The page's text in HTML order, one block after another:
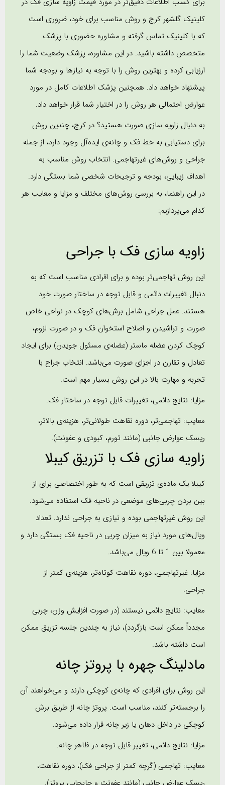
کلینیک گلشهر کرج و روش مناسب برای خود، ضروری است
که با کلینیک تماس گرفته و مشاوره حضوری با پزشک
متخصص داشته باشید. در این مشاوره، پزشک وضعیت شما را
ارزیابی کرده و بهترین روش را با توجه به نیازها و بودجه شما
پیشنهاد خواهد داد. همچنین پزشک اطلاعات کامل در مورد
عوارض احتمالی هر روش را در اختیار شما قرار خواهد داد.
به دنبال زاویه سازی صورت هستید؟ در کرج، چندین روش
برای دستیابی به خط فک و چانه‌ی ایده‌آل وجود دارد، از جمله
جراحی و روش‌های غیرتهاجمی. انتخاب روش مناسب به
اهداف زیبایی، بودجه و ترجیحات شخصی شما بستگی دارد.
در این راهنما، به بررسی روش‌های مختلف و مزایا و معایب هر
کدام می‌پردازیم:
زاویه سازی فک با جراحی
این روش تهاجمی‌تر بوده و برای افرادی مناسب است که به
دنبال تغییرات دائمی و قابل توجه در ساختار صورت خود
هستند. عمل جراحی شامل برش‌های کوچک در نواحی خاص
صورت و تراشیدن و اصلاح استخوان فک و در صورت لزوم،
کوچک کردن عضله ماستر (عضله‌ی مسئول جویدن) برای ایجاد
تعادل و تقارن در اجزای صورت می‌باشد. انتخاب جراح با
تجربه و مهارت بالا در این روش بسیار مهم است.
مزایا: نتایج دائمی، تغییرات قابل توجه در ساختار فک.
معایب: تهاجمی‌تر، دوره نقاهت طولانی‌تر، هزینه‌ی بالاتر،
ریسک عوارض جانبی (مانند تورم، کبودی و عفونت).
زاویه سازی فک با تزریق کیبلا
کیبلا یک ماده‌ی تزریقی است که به طور اختصاصی برای از
بین بردن چربی‌های موضعی در ناحیه فک استفاده می‌شود.
این روش غیرتهاجمی بوده و نیازی به جراحی ندارد. تعداد
ویال‌های مورد نیاز به میزان چربی در ناحیه فک بستگی دارد و
معمولا بین 1 تا 6 ویال می‌باشد.
مزایا: غیرتهاجمی، دوره نقاهت کوتاه‌تر، هزینه‌ی کمتر از
جراحی.
معایب: نتایج دائمی نیستند (در صورت افزایش وزن، چربی
مجدداً ممکن است بازگردد)، نیاز به چندین جلسه تزریق ممکن
است داشته باشد.
مادلینگ چهره با پروتز چانه
این روش برای افرادی که چانه‌ی کوچکی دارند و می‌خواهند آن
را برجسته‌تر کنند، مناسب است. پروتز چانه از طریق برش
کوچکی در داخل دهان یا زیر چانه قرار داده می‌شود.
مزایا: نتایج دائمی، تغییر قابل توجه در ظاهر چانه.
معایب: تهاجمی (گرچه کمتر از جراحی فک)، دوره نقاهت،